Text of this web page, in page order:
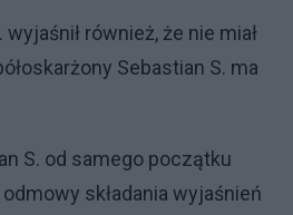
wyjaśnił również, że nie miał
Sebastian S. ma
S. od samego początku
składania wyjaśnień